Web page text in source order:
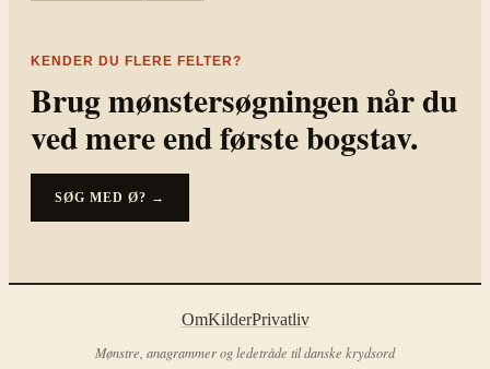
KENDER DU FLERE FELTER?
Brug mønstersøgningen når du
ved mere end første bogstav.
SØG MED Ø? →
OmKilderPrivatliv
Mønstre, anagrammer og ledetråde til danske krydsord